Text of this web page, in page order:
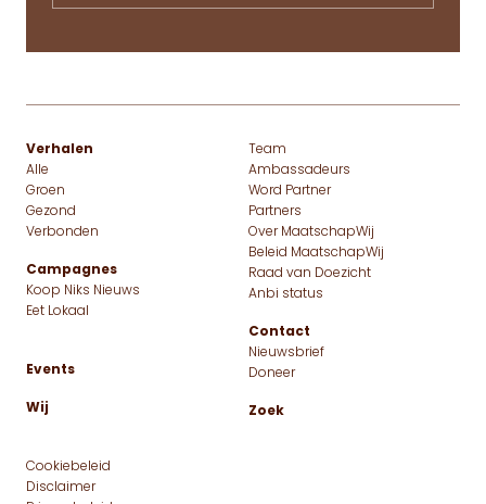
Verhalen
Alle
Groen
Gezond
Verbonden
Campagnes
Koop Niks Nieuws
Eet Lokaal
Events
Wij
Team
Ambassadeurs
Word Partner
Partners
Over MaatschapWij
Beleid MaatschapWij
Raad van Doezicht
Anbi status
Contact
Nieuwsbrief
Doneer
Zoek
Cookiebeleid
Disclaimer